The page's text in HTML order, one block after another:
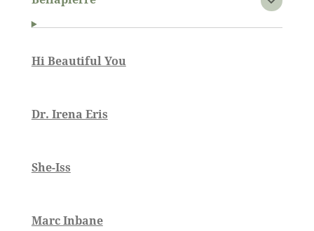
Hi Beautiful You
Dr. Irena Eris
She-Iss
Marc Inbane